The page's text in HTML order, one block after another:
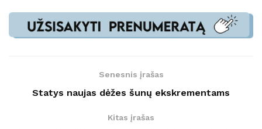
Senesnis įrašas
Statys naujas dėžes šunų ekskrementams
Kitas įrašas